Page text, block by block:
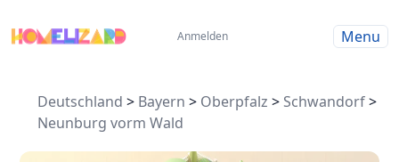
Anmelden Menu
Deutschland > Bayern > Oberpfalz > Schwandorf>
Neunburg vorm Wald